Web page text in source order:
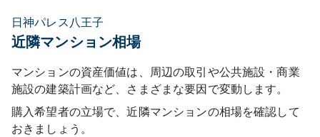
日神パレス八王子
近隣マンション相場
マンションの資産価値は、周辺の取引や公共施設・商業
施設の建築計画など、さまざまな要因で変動します。
購入希望者の立場で、近隣マンションの相場を確認して
おきましょう。